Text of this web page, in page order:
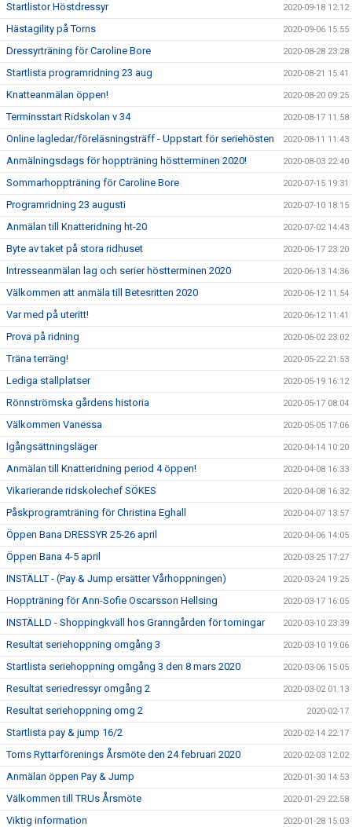
Startlistor Höstdressyr 2020-09-18 12:12
Hästagility på Torns 2020-09-06 15:55
Dressyrträning för Caroline Bore 2020-08-28 23:28
Startlista programridning 23 aug 2020-08-21 15:41
Knatteanmälan öppen! 2020-08-20 09:25
Terminsstart Ridskolan v 34 2020-08-17 11:58
Online lagledar/föreläsningsträff - Uppstart för seriehösten 2020-08-11 11:43
Anmälningsdags för hoppträning höstterminen 2020! 2020-08-03 22:40
Sommarhoppträning för Caroline Bore 2020-07-15 19:31
Programridning 23 augusti 2020-07-10 18:15
Anmälan till Knatteridning ht-20 2020-07-02 14:43
Byte av taket på stora ridhuset 2020-06-17 23:20
Intresseanmälan lag och serier höstterminen 2020 2020-06-13 14:36
Välkommen att anmäla till Betesritten 2020 2020-06-12 11:54
Var med på uteritt! 2020-06-12 11:41
Prova på ridning 2020-06-02 23:02
Träna terräng! 2020-05-22 21:53
Lediga stallplatser 2020-05-19 16:12
Rönnströmska gårdens historia 2020-05-17 08:04
Välkommen Vanessa 2020-05-05 17:06
Igångsättningsläger 2020-04-14 10:20
Anmälan till Knatteridning period 4 öppen! 2020-04-08 16:33
Vikarierande ridskolechef SÖKES 2020-04-08 16:32
Påskprogramträning för Christina Eghall 2020-04-07 13:57
Öppen Bana DRESSYR 25-26 april 2020-04-06 14:05
Öppen Bana 4-5 april 2020-03-25 17:27
INSTÄLLT - (Pay & Jump ersätter Vårhoppningen) 2020-03-24 19:25
Hoppträning för Ann-Sofie Oscarsson Hellsing 2020-03-17 16:05
INSTÄLLD - Shoppingkväll hos Granngården för torningar 2020-03-10 23:39
Resultat seriehoppning omgång 3 2020-03-10 19:06
Startlista seriehoppning omgång 3 den 8 mars 2020 2020-03-06 15:05
Resultat seriedressyr omgång 2 2020-03-02 01:13
Resultat seriehoppning omg 2 2020-02-17
Startlista pay & jump 16/2 2020-02-14 22:17
Torns Ryttarförenings Årsmöte den 24 februari 2020 2020-02-03 12:02
Anmälan öppen Pay & Jump 2020-01-30 14:53
Välkommen till TRUs Årsmöte 2020-01-29 22:58
Viktig information 2020-01-28 15:03